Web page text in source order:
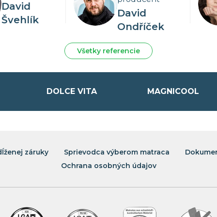
David
Švehlík
David
Ondříček
Všetky referencie
Celosvetový patent spoločnosti Magniflex.
DOLCE VITA MAGNICOOL
záruky Sprievodca výberom matraca
Ochrana osobných údajov